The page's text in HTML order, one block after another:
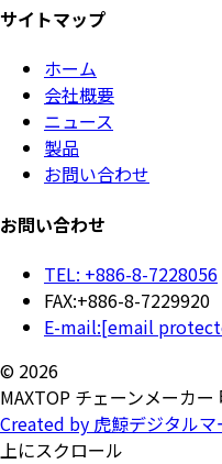
サイトマップ
ホーム
会社概要
ニュース
製品
お問い合わせ
お問い合わせ
TEL: +886-8-7228056
FAX:+886-8-7229920
E-mail:[email
© 2026
MAXTOP チェーンメーカー
Created by 虎鯨デジタル
上にスクロール